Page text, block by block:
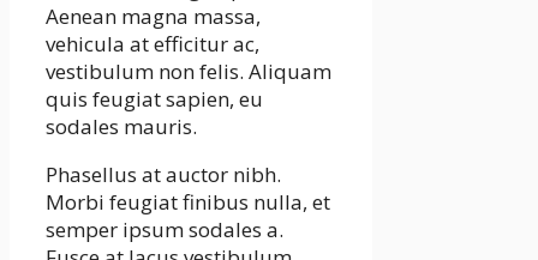
Aenean magna massa,
vehicula at efficitur ac,
vestibulum non felis. Aliquam
quis feugiat sapien, eu
sodales mauris.
Phasellus at auctor nibh.
Morbi feugiat finibus nulla, et
semper ipsum sodales a.